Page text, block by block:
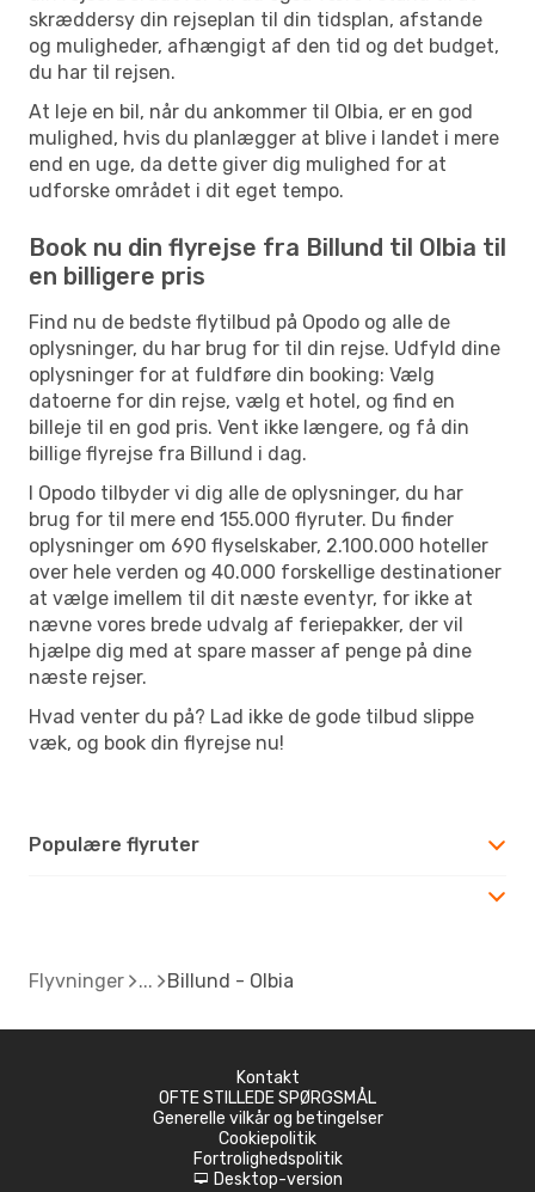
skræddersy din rejseplan til din tidsplan, afstande
og muligheder, afhængigt af den tid og det budget,
du har til rejsen.
At leje en bil, når du ankommer til Olbia, er en god
mulighed, hvis du planlægger at blive i landet i mere
end en uge, da dette giver dig mulighed for at
udforske området i dit eget tempo.
Book nu din flyrejse fra Billund til Olbia til
en billigere pris
Find nu de bedste flytilbud på Opodo og alle de
oplysninger, du har brug for til din rejse. Udfyld dine
oplysninger for at fuldføre din booking: Vælg
datoerne for din rejse, vælg et hotel, og find en
billeje til en god pris. Vent ikke længere, og få din
billige flyrejse fra Billund i dag.
I Opodo tilbyder vi dig alle de oplysninger, du har
brug for til mere end 155.000 flyruter. Du finder
oplysninger om 690 flyselskaber, 2.100.000 hoteller
over hele verden og 40.000 forskellige destinationer
at vælge imellem til dit næste eventyr, for ikke at
nævne vores brede udvalg af feriepakker, der vil
hjælpe dig med at spare masser af penge på dine
næste rejser.
Hvad venter du på? Lad ikke de gode tilbud slippe
væk, og book din flyrejse nu!
Populære flyruter
Flyvninger Billund - Olbia
Kontakt
OFTE STILLEDE SPØRGSMÅL
Generelle vilkår og betingelser
Cookiepolitik
Fortrolighedspolitik
d Desktop-version